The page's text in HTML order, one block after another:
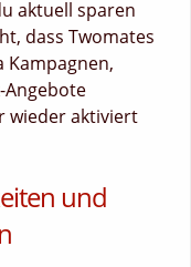
aktuell sparen
dass Twomates
Angebote
wieder aktiviert
und